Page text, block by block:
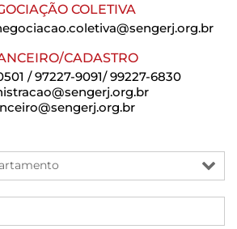
COLETIVA
CADASTRO
/ 97227-9091/ 99227-6830